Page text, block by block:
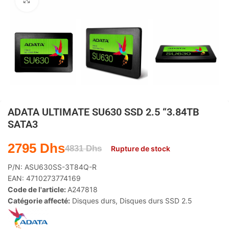
ADATA ULTIMATE SU630 SSD 2.5 “3.84TB
SATA3
4831Dhs
2795 Dhs Rupture de stock
P/N: ASU630SS-3T84Q-R
EAN: 4710273774169
Code de l'article: A247818
Catégorie affecté: Disques durs, Disques durs SSD 2.5